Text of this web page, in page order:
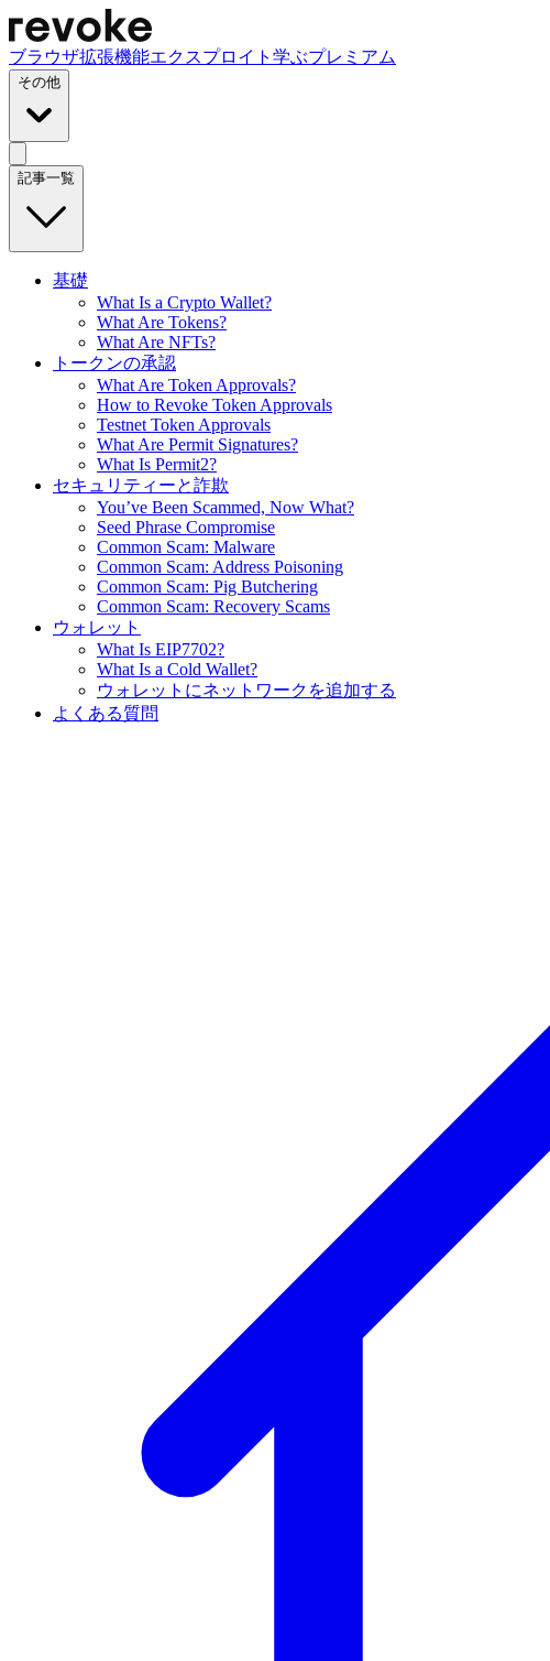
ブラウザ拡張機能エクスプロイト 学ぶプレミアム
その他
記事一覧
基礎
What Is a Crypto Wallet?
What Are Tokens?
What Are NFTs?
トークンの承認
What Are Token Approvals?
How to Revoke Token Approvals
Testnet Token Approvals
What Are Permit Signatures?
What Is Permit2?
セキュリティーと詐欺
You’ve Been Scammed, Now What?
Seed Phrase Compromise
Common Scam: Malware
Common Scam: Address Poisoning
Common Scam: Pig Butchering
Common Scam: Recovery Scams
ウォレット
What Is EIP7702?
What Is a Cold Wallet?
ウォレットにネットワークを追加する
よくある質問